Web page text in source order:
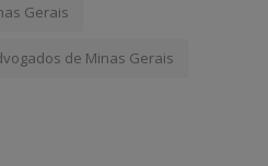
Gerais
de Minas Gerais